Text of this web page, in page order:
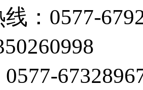
：0577-